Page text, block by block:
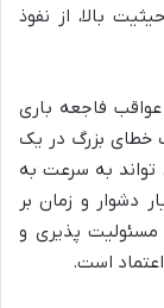
بالا، از نفوذ
فاجعه باری
خطای بزرگ در یک
به سرعت به
دشوار و زمان بر
مسئولیت پذیری و
است.